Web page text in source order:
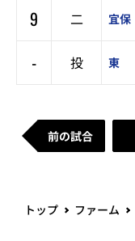
9 二 宜保
-
投 東
前の試合
トップ ファーム